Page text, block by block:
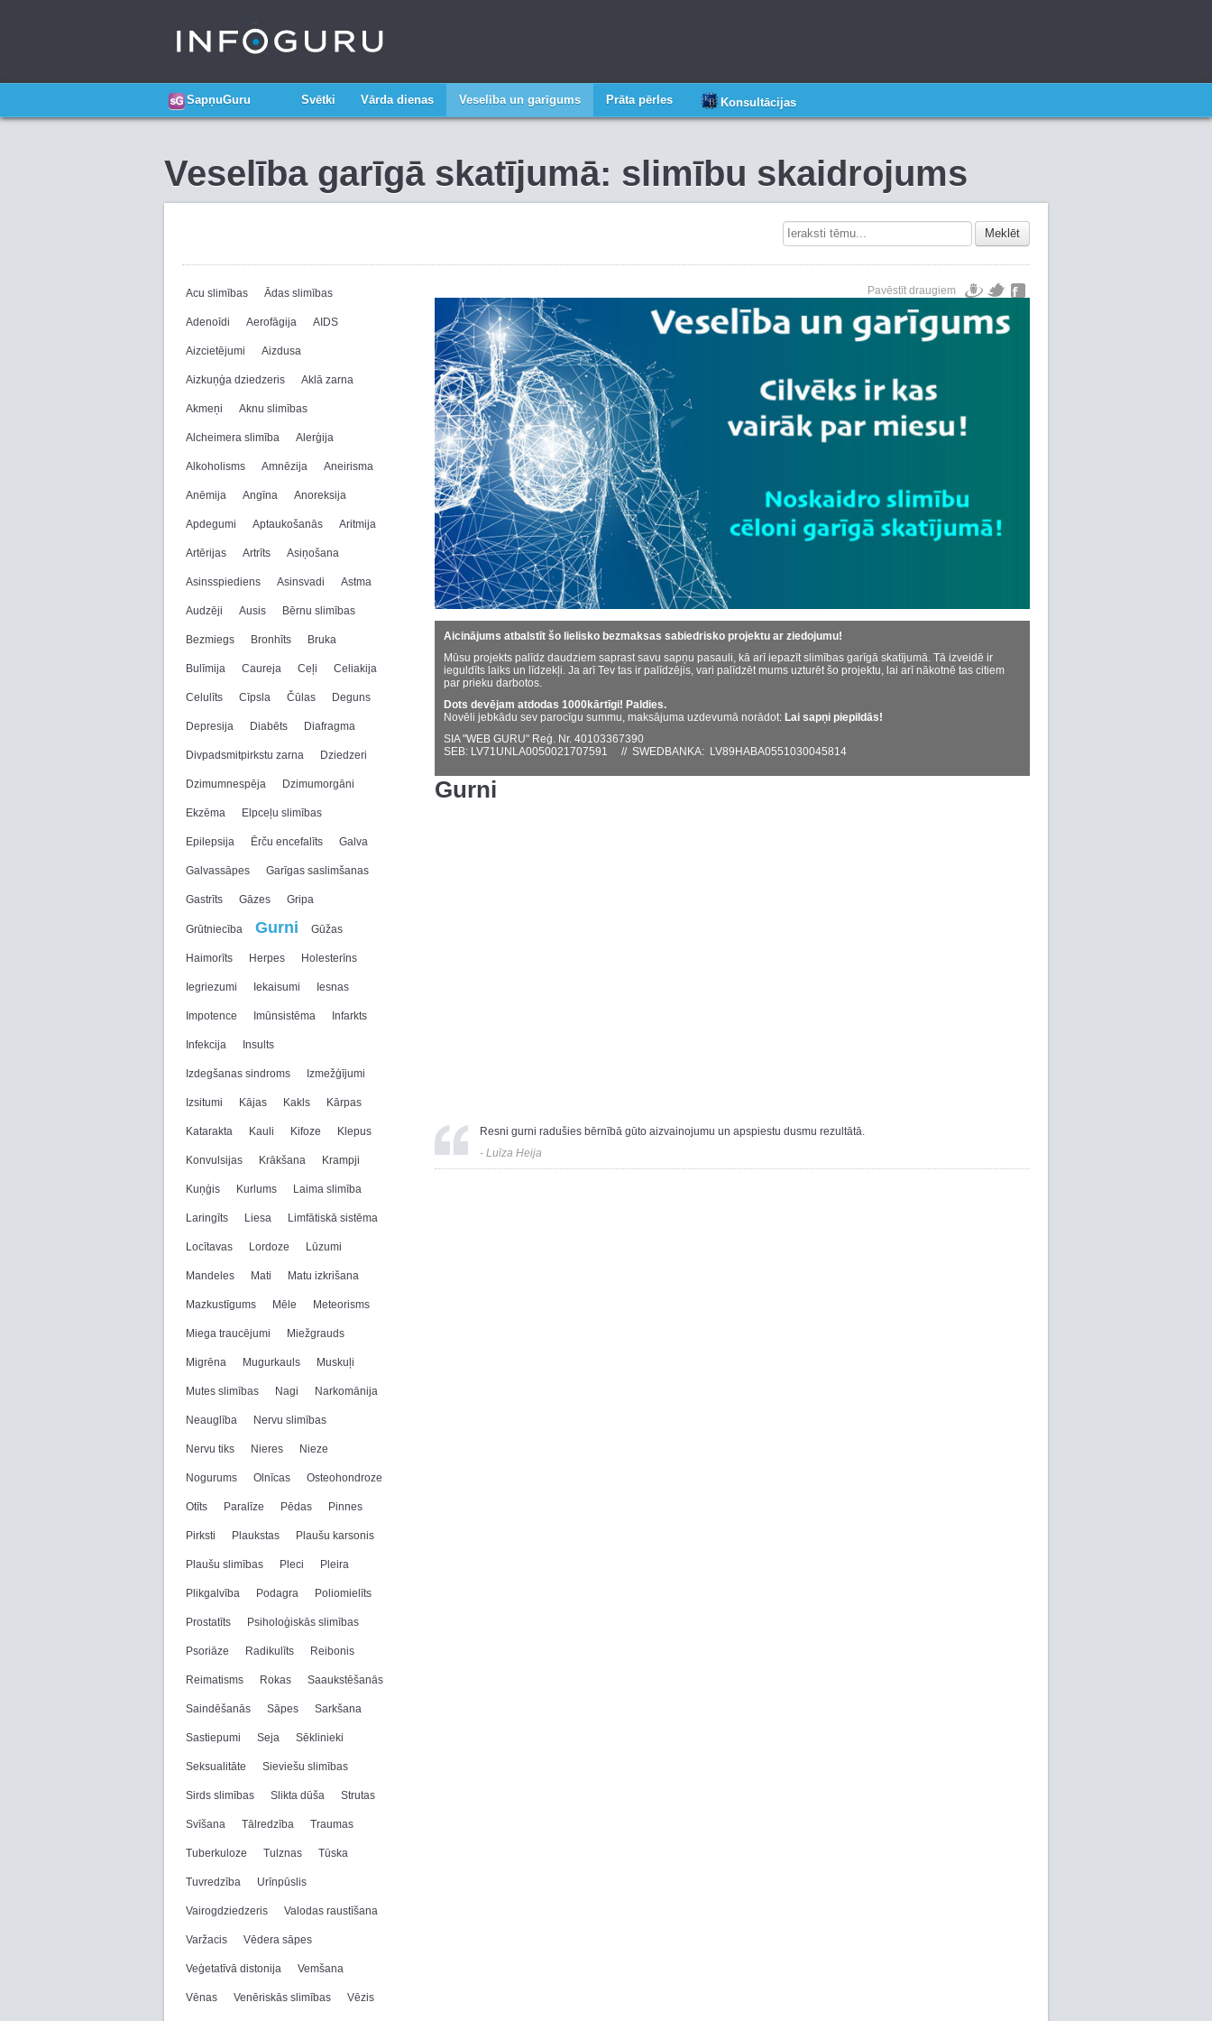
SapņuGuru Svētki Vārda dienas Veselība un garīgums Prāta pērles Konsultācijas
Veselība garīgā skatījumā: slimību skaidrojums
Meklēt
Acu slimības Ādas slimības
Adenoīdi Aerofāgija AIDS
Aizcietējumi Aizdusa
Aizkuņģa dziedzeris Aklā zarna
Akmeņi Aknu slimības
Alcheimera slimība Alerģija
Alkoholisms Amnēzija Aneirisma
Anēmija Angīna Anoreksija
Apdegumi Aptaukošanās Aritmija
Artērijas Artrīts Asiņošana
Asinsspiediens Asinsvadi Astma
Audzēji Ausis Bērnu slimības
Bezmiegs Bronhīts Bruka
Bulīmija Caureja Ceļi Celiakija
Celulīts Cīpsla Čūlas Deguns
Depresija Diabēts Diafragma
Divpadsmitpirkstu zarna Dziedzeri
Dzimumnespēja Dzimumorgāni
Ekzēma Elpceļu slimības
Epilepsija Ērču encefalīts Galva
Galvassāpes Garīgas saslimšanas
Gastrīts Gāzes Gripa
Grūtniecība Gurni Gūžas
Haimorīts Herpes Holesterīns
Iegriezumi Iekaisumi Iesnas
Impotence Imūnsistēma Infarkts
Infekcija Insults
Izdegšanas sindroms Izmežģījumi
Izsitumi Kājas Kakls Kārpas
Katarakta Kauli Kifoze Klepus
Konvulsijas Krākšana Krampji
Kuņģis Kurlums Laima slimība
Laringīts Liesa Limfātiskā sistēma
Locītavas Lordoze Lūzumi
Mandeles Mati Matu izkrišana
Mazkustīgums Mēle Meteorisms
Miega traucējumi Miežgrauds
Migrēna Mugurkauls Muskuļi
Mutes slimības Nagi Narkomānija
Neauglība Nervu slimības
Nervu tiks Nieres Nieze
Nogurums Olnīcas Osteohondroze
Otīts Paralīze Pēdas Pinnes
Pirksti Plaukstas Plaušu karsonis
Plaušu slimības Pleci Pleira
Plikgalvība Podagra Poliomielīts
Prostatīts Psiholoģiskās slimības
Psoriāze Radikulīts Reibonis
Reimatisms Rokas Saaukstēšanās
Saindēšanās Sāpes Sarkšana
Sastiepumi Seja Sēklinieki
Seksualitāte Sieviešu slimības
Sirds slimības Slikta dūša Strutas
Svīšana Tālredzība Traumas
Tuberkuloze Tulznas Tūska
Tuvredzība Urīnpūslis
Vairogdziedzeris Valodas raustīšana
Varžacis Vēdera sāpes
Veģetatīvā distonija Vemšana
Vēnas Venēriskās slimības Vēzis
Pavēstīt draugiem
Aicinājums atbalstīt šo lielisko bezmaksas sabiedrisko projektu ar ziedojumu!
Mūsu projekts palīdz daudziem saprast savu sapņu pasauli, kā arī iepazīt slimības garīgā skatījumā. Tā izveidē ir
ieguldīts laiks un līdzekļi. Ja arī Tev tas ir palīdzējis, vari palīdzēt mums uzturēt šo projektu, lai arī nākotnē tas citiem
par prieku darbotos.
Dots devējam atdodas 1000kārtīgi! Paldies.
Novēli jebkādu sev parocīgu summu, maksājuma uzdevumā norādot: Lai sapņi piepildās!
SIA "WEB GURU" Reģ. Nr. 40103367390
SEB: LV71UNLA0050021707591 // SWEDBANKA: LV89HABA0551030045814
Gurni
Resni gurni radušies bērnībā gūto aizvainojumu un apspiestu dusmu rezultātā.
- Luīza Heija